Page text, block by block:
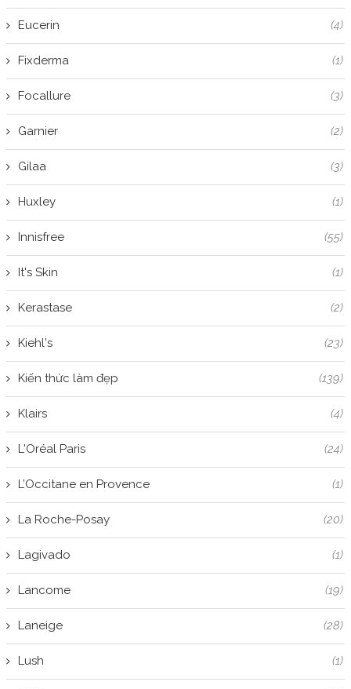
Eucerin (4)
Fixderma (1)
Focallure (3)
Garnier (2)
Gilaa (3)
Huxley (1)
Innisfree (55)
It's Skin (1)
Kerastase (2)
Kiehl's (23)
Kiến thức làm đẹp (139)
Klairs (4)
L'Oréal Paris (24)
L’Occitane en Provence (1)
La Roche-Posay (20)
Lagivado (1)
Lancome (19)
Laneige (28)
Lush (1)